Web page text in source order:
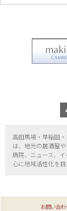
高田馬場・早稲田
は、地元の居酒屋
病院、ニュース、
心に地域活性化を目
お問い合わ